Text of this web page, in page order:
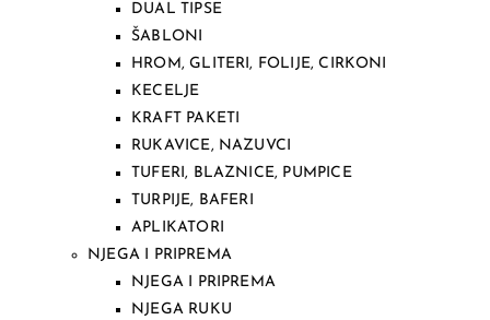
DUAL TIPSE
ŠABLONI
HROM, GLITERI, FOLIJE, CIRKONI
KECELJE
KRAFT PAKETI
RUKAVICE, NAZUVCI
TUFERI, BLAZNICE, PUMPICE
TURPIJE, BAFERI
APLIKATORI
NJEGA I PRIPREMA
NJEGA I PRIPREMA
NJEGA RUKU